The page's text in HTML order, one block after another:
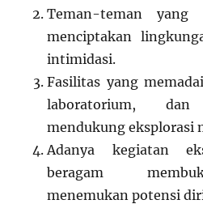
Teman-teman yang
menciptakan
intimidasi.
Fasilitas yang
laboratorium,
mendukung eksplorasi
Adanya kegiatan
beragam
menemukan potensi